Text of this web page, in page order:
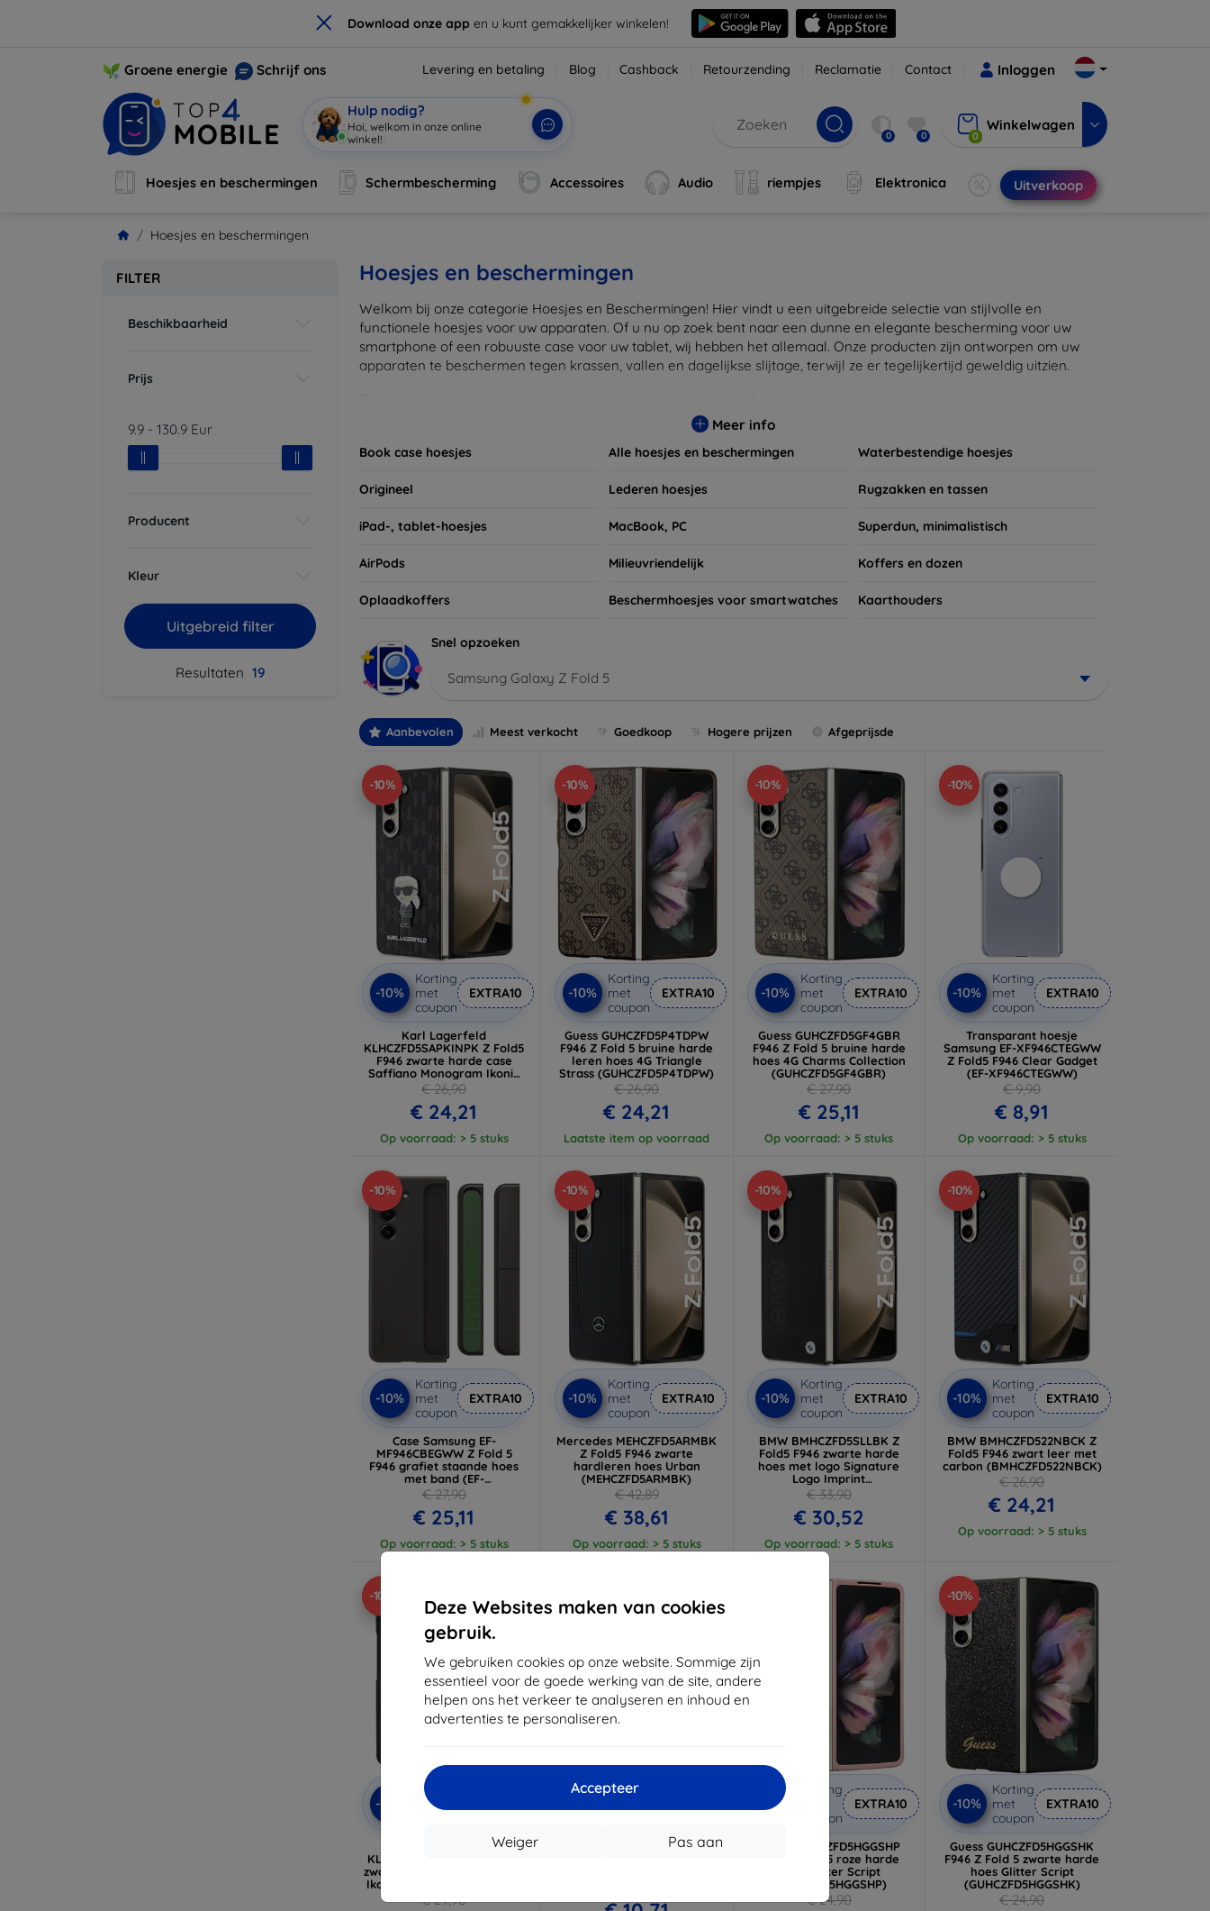
× Download onze app en u kunt gemakkelijker winkelen!
Deze Websites maken van cookies
gebruik.
We gebruiken cookies op onze website. Sommige zijn
essentieel voor de goede werking van de site, andere
helpen ons het verkeer te analyseren en inhoud en
advertenties te personaliseren.
Accepteer
Pas aan
Weiger
Groene energie Schrijf ons Levering en betaling Blog Cashback Retourzending Reclamatie Contact Inloggen
Hulp nodig?
Ik| 0 0 0
Winkelwagen
Hoesjes en beschermingen Schermbescherming Accessoires Audio riempjes Elektronica Uitverkoop
Hoesjes en beschermingen
FILTER
Beschikbaarheid
Prijs
9.9 - 130.9 Eur
Producent
Kleur
Uitgebreid filter
Resultaten 19
Hoesjes en beschermingen
Welkom bij onze categorie Hoesjes en Beschermingen! Hier vindt u een uitgebreide selectie van stijlvolle en
functionele hoesjes voor uw apparaten. Of u nu op zoek bent naar een dunne en elegante bescherming voor uw
smartphone of een robuuste case voor uw tablet, wij hebben het allemaal. Onze producten zijn ontworpen om uw
apparaten te beschermen tegen krassen, vallen en dagelijkse slijtage, terwijl ze er tegelijkertijd geweldig uitzien.
Vergeet niet om ook naar onze schermbeschermers en andere accessoires te kijken voor een complete bescherming
van uw apparaten. Shop nu en geef uw apparaat de bescherming die het verdient!
Meer info
Book case hoesjes Alle hoesjes en beschermingen Waterbestendige hoesjes
Origineel Lederen hoesjes Rugzakken en tassen
iPad-, tablet-hoesjes MacBook, PC Superdun, minimalistisch
AirPods Milieuvriendelijk Koffers en dozen
Oplaadkoffers Beschermhoesjes voor smartwatches Kaarthouders
Snel opzoeken
Samsung Galaxy Z Fold 5
Aanbevolen Meest verkocht Goedkoop Hogere prijzen Afgeprijsde
-10%
-10%
Korting
met
coupon
EXTRA10
Karl Lagerfeld
KLHCZFD5SAPKINPK Z Fold5
F946 zwarte harde case
Saffiano Monogram Ikonik
Pin (KLHCZFD5SAPKINPK)
€ 26,90
€ 24,21
Op voorraad: > 5 stuks
-10%
-10%
Korting
met
coupon
EXTRA10
Guess GUHCZFD5P4TDPW
F946 Z Fold 5 bruine harde
leren hoes 4G Triangle
Strass (GUHCZFD5P4TDPW)
€ 26,90
€ 24,21
Laatste item op voorraad
-10%
-10%
Korting
met
coupon
EXTRA10
Guess GUHCZFD5GF4GBR
F946 Z Fold 5 bruine harde
hoes 4G Charms Collection
(GUHCZFD5GF4GBR)
€ 27,90
€ 25,11
Op voorraad: > 5 stuks
-10%
-10%
Korting
met
coupon
EXTRA10
Transparant hoesje
Samsung EF-XF946CTEGWW
Z Fold5 F946 Clear Gadget
(EF-XF946CTEGWW)
€ 9,90
€ 8,91
Op voorraad: > 5 stuks
-10%
-10%
Korting
met
coupon
EXTRA10
Case Samsung EF-
MF946CBEGWW Z Fold 5
F946 grafiet staande hoes
met band (EF-
MF946CBEGWW)
€ 27,90
€ 25,11
Op voorraad: > 5 stuks
-10%
-10%
Korting
met
coupon
EXTRA10
Mercedes MEHCZFD5ARMBK
Z Fold5 F946 zwarte
hardleren hoes Urban
(MEHCZFD5ARMBK)
€ 42,89
€ 38,61
Op voorraad: > 5 stuks
-10%
-10%
Korting
met
coupon
EXTRA10
BMW BMHCZFD5SLLBK Z
Fold5 F946 zwarte harde
hoes met logo Signature
Logo Imprint
(BMHCZFD5SLLBK)
€ 33,90
€ 30,52
Op voorraad: > 5 stuks
-10%
-10%
Korting
met
coupon
EXTRA10
BMW BMHCZFD522NBCK Z
Fold5 F946 zwart leer met
carbon (BMHCZFD522NBCK)
€ 26,90
€ 24,21
Op voorraad: > 5 stuks
-10%
-10%
Korting
met
KLHCZFD5SNIKBCK Z Fold5
zwarte harde siliconen hoes
Ikonik (KLHCZFD5SNIKBCK)
€ 29,90
Korting
Beline Carbonen hoesje
-10%
Korting
coupon
EXTRA10
Guess GUHCZFD5HGGSHP
F946 Z Fold 5 roze harde
hoes Glitter Script
(GUHCZFD5HGGSHP)
€ 24,90
-10%
-10%
Korting
met
coupon
EXTRA10
Guess GUHCZFD5HGGSHK
F946 Z Fold 5 zwarte harde
hoes Glitter Script
(GUHCZFD5HGGSHK)
€ 24,90